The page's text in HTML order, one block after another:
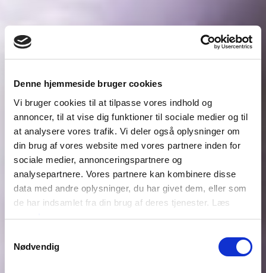
Denne hjemmeside bruger cookies
Vi bruger cookies til at tilpasse vores indhold og
annoncer, til at vise dig funktioner til sociale medier og til
at analysere vores trafik. Vi deler også oplysninger om
din brug af vores website med vores partnere inden for
sociale medier, annonceringspartnere og
analysepartnere. Vores partnere kan kombinere disse
data med andre oplysninger, du har givet dem, eller som
de har indsamlet fra din brug af deres tjenester. Læs
mereher
Nødvendig